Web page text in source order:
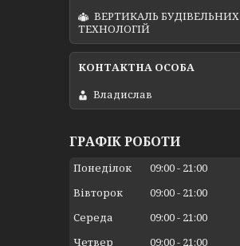
ВЕРТИКАЛЬ БУДІВЕЛЬНИХ
ТЕХНОЛОГІЙ
Владислав
ГРАФІК РОБОТИ
Понеділок 09:00
21:00
Вівторок
09:00
21:00
Середа
09:00
21:00
Четвер
09:00
21:00